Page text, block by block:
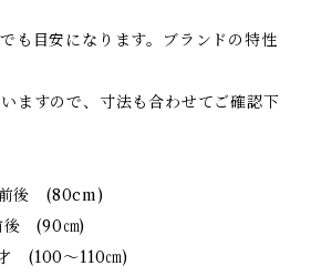
も目安になります。ブランドの特性
ますので、寸法も合わせてご確認下
後 (80cm)
後 (90㎝)
(100～110㎝)